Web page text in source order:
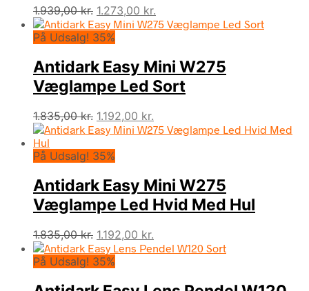
1.939,00kr. Den
oprindelige
pris
1.939,00 kr..
1.273,00 kr.
aktuelle
1.273,00 kr..
På Udsalg! 35%
Antidark Easy Mini W275
Væglampe Led Sort
1.835,00kr. Den
oprindelige
var:
1.192,00 kr.
aktuelle
På Udsalg! 35%
Antidark Easy Mini W275
Væglampe Led Hvid Med Hul
1.835,00kr. Den
oprindelige
pris
1.192,00 kr.
aktuelle
På Udsalg! 35%